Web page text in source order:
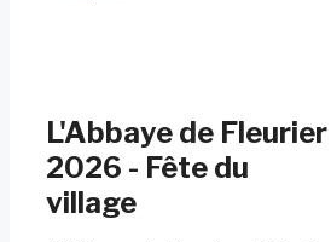
L'Abbaye de Fleurier
2026 - Fête du
village